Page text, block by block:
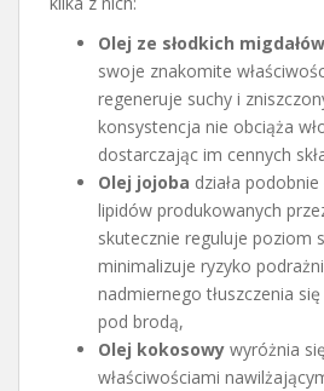
Olej ze słodkich migdałów
swoje znakomite
regeneruje suchy i
konsystencja nie obciąża
dostarczając im cennych
Olej jojoba działa
lipidów produkowanych
skutecznie reguluje poziom
minimalizuje ryzyko
nadmiernego tłuszczenia
pod brodą,
Olej kokosowy wyróżnia
właściwościami